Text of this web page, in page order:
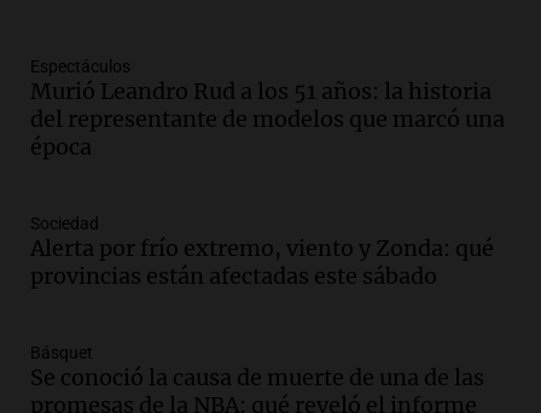
Audio.
La inflación en Buenos Aires se
acelera al 2,9% en julio y anticipa datos
oficiales
Panorama Federal
Audio.
luminarias públicas destruidas en 14
meses por vandalismo y robos
Audio.
vandalismo destruye 433 luminarias
públicas en 14 meses y afecta la
Espectáculos
Murió Leandro Rud a los 51 años: la historia
del representante de modelos que marcó una
época
Sociedad
Alerta por frío extremo, viento y Zonda: qué
provincias están afectadas este sábado
Básquet
Se conoció la causa de muerte de una de las
promesas de la NBA: qué reveló el informe